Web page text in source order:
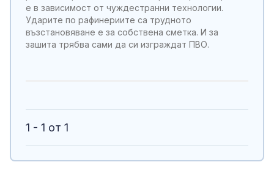
е в зависимост от чуждестранни технологии.
Ударите по рафинериите са трудното
възстановяване е за собствена сметка. И за
зашита трябва сами да си изграждат ПВО.
1 - 1 от 1